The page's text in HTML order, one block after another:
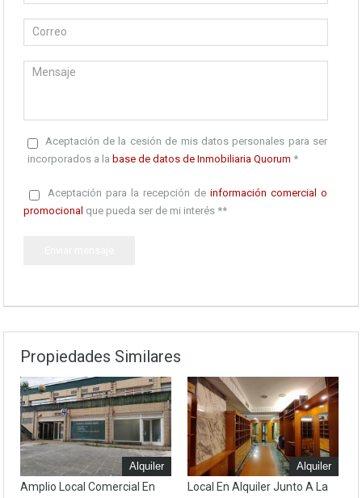
Aceptación de la cesión de mis datos personales para ser
incorporados a la base de datos de Inmobiliaria Quorum *
Aceptación para la recepción de información comercial o
promocional que pueda ser de mi interés **
Propiedades Similares
Alquiler
Amplio Local Comercial En
Alquiler
Local En Alquiler Junto A La